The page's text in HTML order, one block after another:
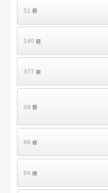
51
140
377
49
86
64